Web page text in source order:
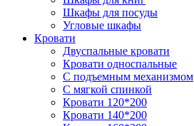
Шкафы для посуды
Угловые шкафы
Кровати
Двуспальные кровати
Кровати односпальные
С подъемным механизмом
С мягкой спинкой
Кровати 120*200
Кровати 140*200